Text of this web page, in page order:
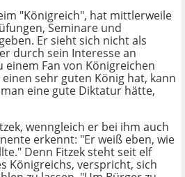
"Königreich", hat mittlerweile
Seminare und
Er sieht sich nicht als
durch sein Interesse an
einem Fan von Königreichen
sehr guten König hat, kann
eine gute Diktatur hätte,
wenngleich er bei ihm auch
erkennt: "Er weiß eben, wie
Denn Fitzek steht seit elf
Königreichs, verspricht, sich